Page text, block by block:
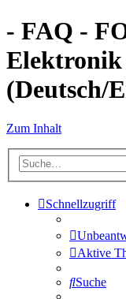
- FAQ -
Elektronik
(Deutsch/
Zum Inhalt
Schnellzugriff
Aktive
Suche